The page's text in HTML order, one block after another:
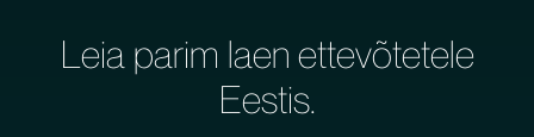
Leia parim laen ettevõtetele
Eestis.